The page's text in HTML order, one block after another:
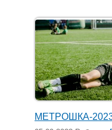
МЕТРОШКА-